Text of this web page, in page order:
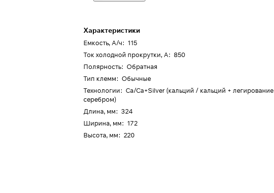
Характеристики
Емкость, А/ч: 115
Ток холодной прокрутки, А: 850
Полярность: Обратная
Тип клемм: Обычные
Технологии: Ca/Ca+Silver (кальций / кальций + легирование
серебром)
Длина, мм: 324
Ширина, мм: 172
Высота, мм: 220